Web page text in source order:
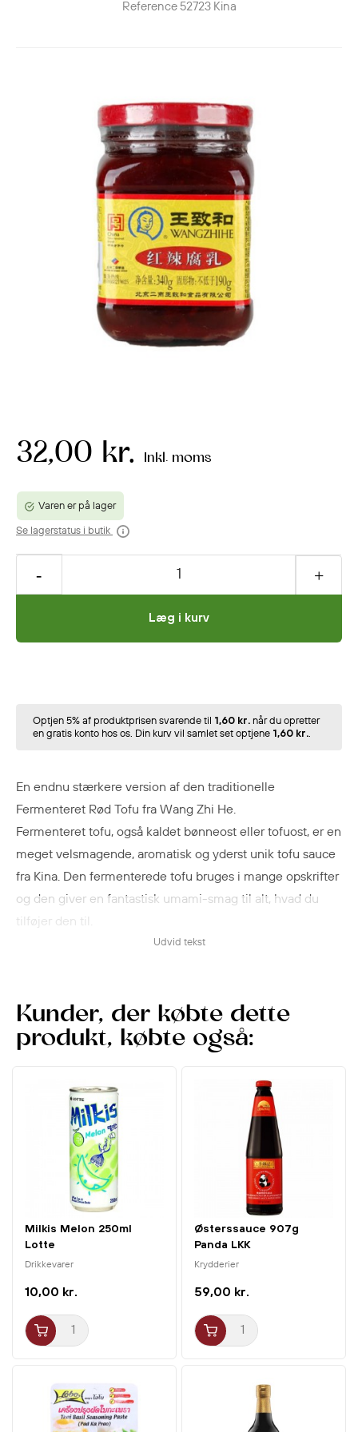
Reference 52723 Kina
Optjen 5% af produktprisen svarende til 1,60 kr. når du opretter
en gratis konto hos os. Din kurv vil samlet set optjene 1,60 kr..
En endnu stærkere version af den traditionelle
Fermenteret Rød Tofu fra Wang Zhi He.
Fermenteret tofu, også kaldet bønneost eller tofuost, er en
meget velsmagende, aromatisk og yderst unik tofu sauce
fra Kina. Den fermenterede tofu bruges i mange opskrifter
og den giver en fantastisk umami-smag til alt, hvad du
tilføjer den til.
subtilt sød og lidt osteagtig. Denne version er krydret med
chili for et ekstra kick. Den har en tekstur, der minder om
Fermenteret rød tofu, bruges mest til marinader, saucer og
braiserede kødretter. Den er blandt andet et af
hovedingredienserne i marinaden til Char Siu (Kinesisk
BBQ Svinekød).
Opbevar i køleskabet, efter åbning, og brug altid rene
redskaber for at forhindre forurening. Hvis den konstant
nedkøles og håndteres på en steril måde, kan den godt
for tre måneder.
Udvid tekst
32,00 kr. Inkl. moms
Varen er på lager
Se lagerstatus i butik
Læg i kurv
Kunder, der købte dette
produkt, købte også:
Milkis Melon 250ml
Lotte
Drikkevarer
10,00 kr.
Østerssauce 907g
Panda LKK
Krydderier
59,00 kr.